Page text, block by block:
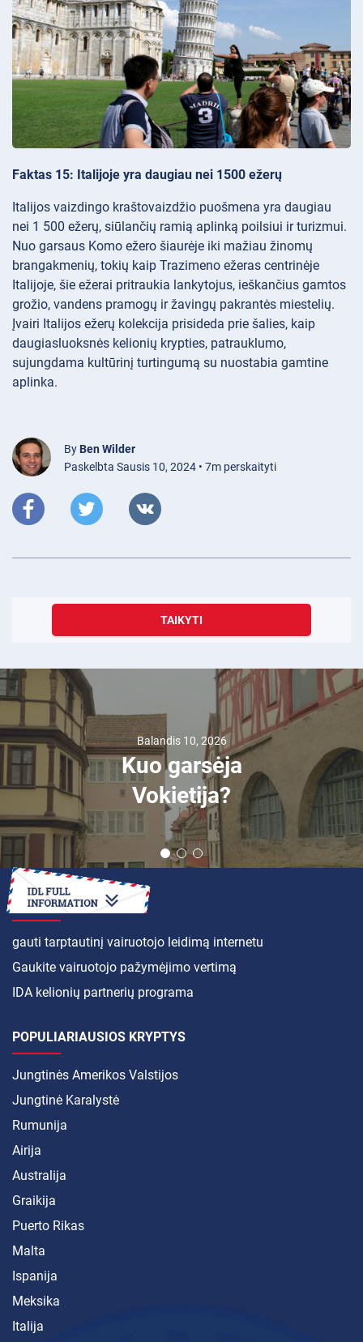
Faktas 15: Italijoje yra daugiau nei 1500 ežerų
Italijos vaizdingo kraštovaizdžio puošmena yra daugiau
nei 1 500 ežerų, siūlančių ramią aplinką poilsiui ir turizmui.
Nuo garsaus Komo ežero šiaurėje iki mažiau žinomų
brangakmenių, tokių kaip Trazimeno ežeras centrinėje
Italijoje, šie ežerai pritraukia lankytojus, ieškančius gamtos
grožio, vandens pramogų ir žavingų pakrantės miestelių.
Įvairi Italijos ežerų kolekcija prisideda prie šalies, kaip
daugiasluoksnės kelionių krypties, patrauklumo,
sujungdama kultūrinį turtingumą su nuostabia gamtine
aplinka.
By Ben Wilder
Paskelbta Sausis 10, 2024 • 7m perskaityti
TAIKYTI
Balandis 10, 2026
Kuo garsėja
Vokietija?
KAIP
gauti tarptautinį vairuotojo leidimą internetu
Gaukite vairuotojo pažymėjimo vertimą
IDA kelionių partnerių programa
POPULIARIAUSIOS KRYPTYS
Jungtinės Amerikos Valstijos
Jungtinė Karalystė
Rumunija
Airija
Australija
Graikija
Puerto Rikas
Malta
Ispanija
Meksika
Italija